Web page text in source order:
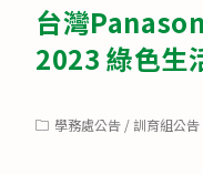
台灣
2023 綠色生
Post學務處公告 /訓育組公告